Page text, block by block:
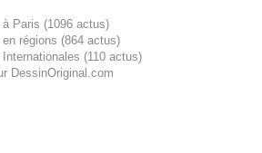
Paris (1096 actus)
régions (864 actus)
(110 actus)
DessinOriginal.com